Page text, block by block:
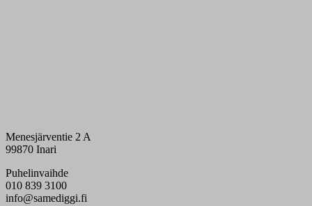
Menesjärventie 2 A
99870 Inari
Puhelinvaihde
010 839 3100
info@samediggi.fi